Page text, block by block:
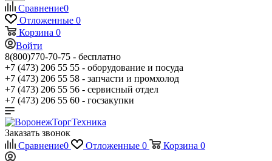
Сравнение0
Отложенные 0
Корзина 0
Войти
8(800)770-70-75 - бесплатно
+7 (473) 206 55 55 - оборудование и посуда
+7 (473) 206 55 58 - запчасти и промхолод
+7 (473) 206 55 56 - сервисный отдел
+7 (473) 206 55 60 - госзакупки
Заказать звонок
Сравнение0 Отложенные 0 Корзина 0